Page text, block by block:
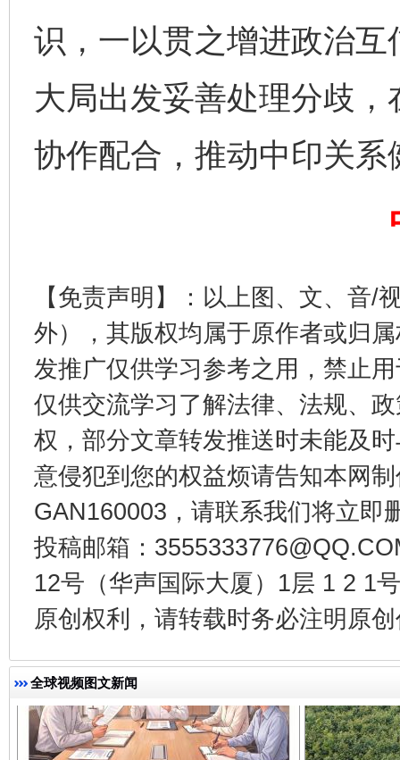
识，一以贯之增进政治
大局出发妥善处理分歧
协作配合，推动中印关系
【免责声明】：以上图、文、音/
外），其版权均属于原作者或归
发推广仅供学习参考之用，禁止
仅供交流学习了解法律、法规、
权，部分文章转发推送时未能及
意侵犯到您的权益烦请告知本网
GAN160003，请联系我们将立即
投稿邮箱：
12号（华声国际大厦）1层 1 2 1
原创权利，请转载时务必注明原
全球视频图文新闻